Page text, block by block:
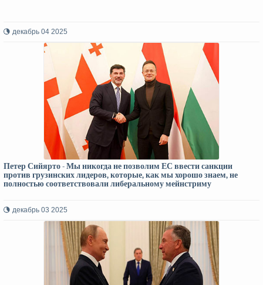
декабрь 04 2025
Петер Сийярто - Мы никогда не позволим ЕС ввести санкции
против грузинских лидеров, которые, как мы хорошо знаем, не
полностью соответствовали либеральному мейнстриму
декабрь 03 2025